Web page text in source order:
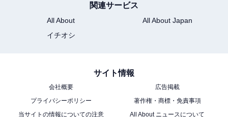
関連サービス
All About
All About Japan
イチオシ
サイト情報
会社概要
広告掲載
プライバシーポリシー
著作権・商標・免責事項
当サイトの情報についての注意
All About ニュースについて